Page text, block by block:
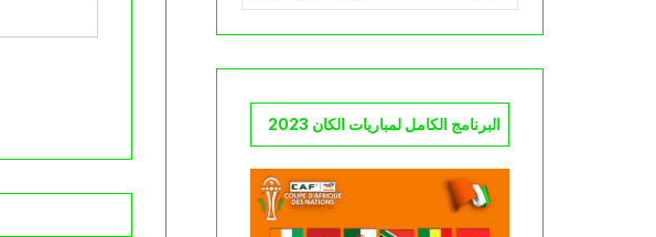
البرنامج الكامل لمباريات الكان 2023